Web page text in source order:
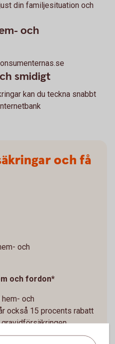
din familjesituation och
och
smidigt
kan du teckna snabbt
och få
och
och fordon*
och
också 15 procents rabatt